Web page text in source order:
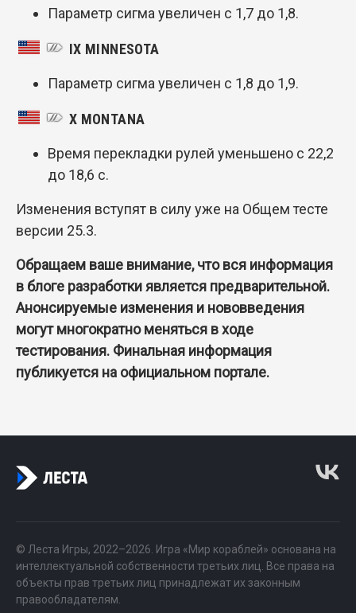
Параметр сигма увеличен с 1,7 до 1,8.
IX MINNESOTA
Параметр сигма увеличен с 1,8 до 1,9.
X MONTANA
Время перекладки рулей уменьшено с 22,2
до 18,6 с.
Изменения вступят в силу уже на Общем тесте
версии 25.3.
Обращаем ваше внимание, что вся информация
в блоге разработки является предварительной.
Анонсируемые изменения и нововведения
могут многократно меняться в ходе
тестирования. Финальная информация
публикуется на официальном портале.
© Леста Игры, 2022–2026. Игра «Мир кораблей» основана на
интеллектуальной собственности третьих лиц. Все права на
объекты прав третьих лиц принадлежат их законным
правообладателям.